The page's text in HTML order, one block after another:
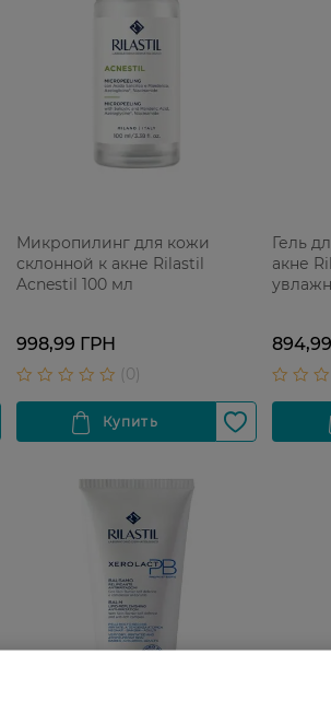
Микропилинг для кожи
склонной к акне Rilastil
Acnestil 100 мл
998,99 ГРН
Гель
акне